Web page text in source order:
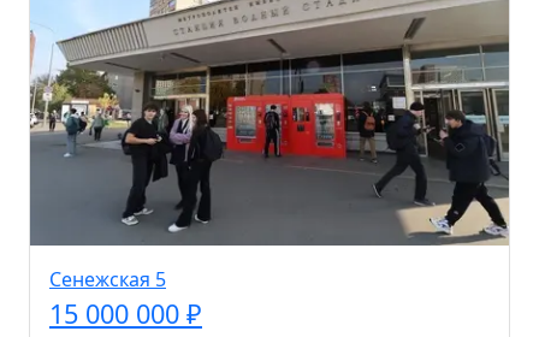
Сенежская 5
15 000 000 ₽